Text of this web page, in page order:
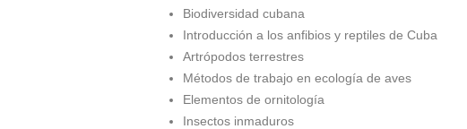
Biodiversidad cubana
Introducción a los anfibios y reptiles de Cuba
Artrópodos terrestres
Métodos de trabajo en ecología de aves
Elementos de ornitología
Insectos inmaduros